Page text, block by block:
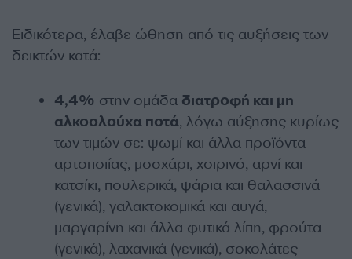
Ειδικότερα, έλαβε ώθηση από τις αυξήσεις των
δεικτών κατά:
4,4% στην ομάδα διατροφή και μη
αλκοολούχα ποτά, λόγω αύξησης κυρίως
των τιμών σε: ψωμί και άλλα προϊόντα
αρτοποιίας, μοσχάρι, χοιρινό, αρνί και
κατσίκι, πουλερικά, ψάρια και θαλασσινά
(γενικά), γαλακτοκομικά και αυγά,
μαργαρίνη και άλλα φυτικά λίπη, φρούτα
(γενικά), λαχανικά (γενικά), σοκολάτες-